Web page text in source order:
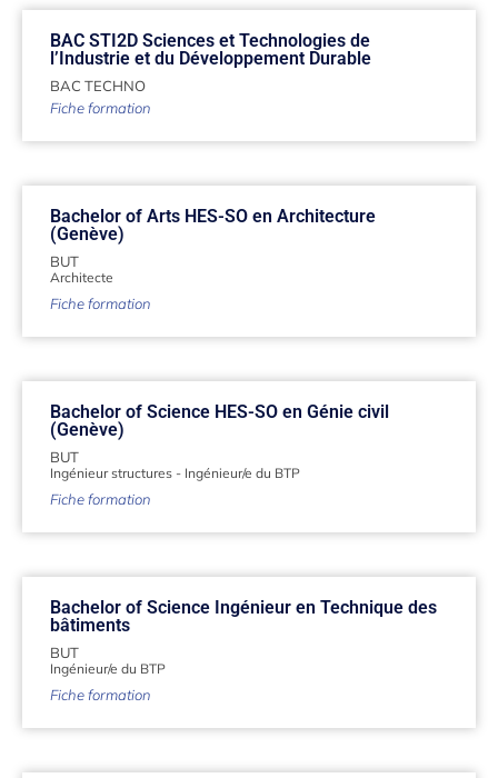
BAC STI2D Sciences et Technologies de
l’Industrie et du Développement Durable
BAC TECHNO
Fiche formation
Bachelor of Arts HES-SO en Architecture
(Genève)
BUT
Architecte
Fiche formation
Bachelor of Science HES-SO en Génie civil
(Genève)
BUT
Ingénieur structures - Ingénieur/e du BTP
Fiche formation
Bachelor of Science Ingénieur en Technique des
bâtiments
BUT
Ingénieur/e du BTP
Fiche formation